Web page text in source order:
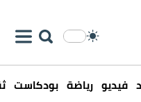
فيديو رياضة بودكاست